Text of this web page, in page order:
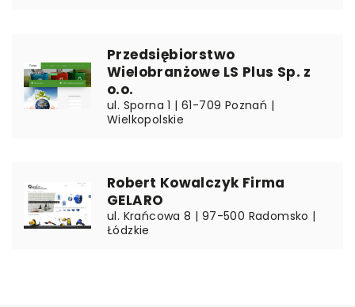
Przedsiębiorstwo
Wielobranżowe LS Plus Sp. z
o.o.
ul. Sporna 1 | 61-709 Poznań |
Wielkopolskie
Robert Kowalczyk Firma
GELARO
ul. Krańcowa 8 | 97-500 Radomsko |
Łódzkie